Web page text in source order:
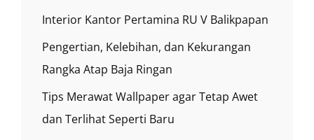
Interior Kantor Pertamina RU V Balikpapan
Pengertian, Kelebihan, dan Kekurangan
Rangka Atap Baja Ringan
Tips Merawat Wallpaper agar Tetap Awet
dan Terlihat Seperti Baru